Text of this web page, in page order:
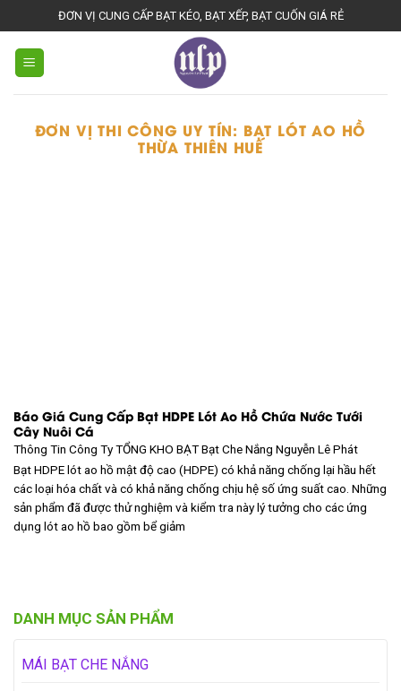
to
content
ĐƠN VỊ CUNG CẤP BẠT KÉO, BẠT XẾP, BẠT CUỐN GIÁ RẺ
ĐƠN VỊ THI CÔNG UY TÍN: BẠT LÓT AO HỒ
THỪA THIÊN HUẾ
DANH MỤC SẢN PHẨM
MÁI BẠT CHE NẮNG
Báo Giá Cung Cấp Bạt HDPE Lót Ao Hồ Chứa Nước Tưới
Cây Nuôi Cá
Thông Tin Công Ty TỔNG KHO BẠTBạt Che Nắng Nguyễn Lê Phát
Bạt HDPE lót ao hồ mật độ cao (HDPE) có khả năng chống lại hầu hết
các loại hóa chất và có khả năng chống chịu hệ số ứng suất cao. Những
sản phẩm đã được thử nghiệm và kiểm tra này lý tưởng cho các ứng
dụng lót ao hồ bao gồm bể giảm